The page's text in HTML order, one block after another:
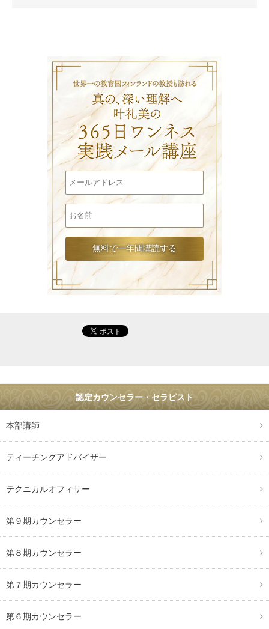
認定カウンセラー・セラピスト
本部講師
ティーチングアドバイザー
テクニカルオフィサー
第９期カウンセラー
第８期カウンセラー
第７期カウンセラー
第６期カウンセラー